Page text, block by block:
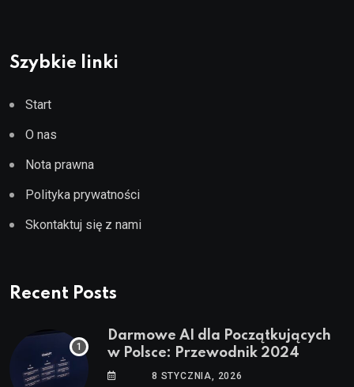
Szybkie linki
Start
O nas
Nota prawna
Polityka prywatności
Skontaktuj się z nami
Recent Posts
Darmowe AI dla Początkujących
w Polsce: Przewodnik 2024
8 STYCZNIA, 2026